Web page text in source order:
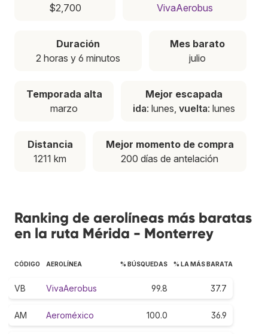
$2,700
VivaAerobus
Duración
2 horas y 6 minutos
Mes barato
julio
Temporada alta
marzo
Mejor escapada
ida: lunes, vuelta: lunes
Distancia
1211 km
Mejor momento de compra
200 días de antelación
Ranking de aerolíneas más baratas
en la ruta Mérida - Monterrey
CÓDIGO AEROLÍNEA % BÚSQUEDAS % LA MÁS BARATA
VB VivaAerobus 99.8 37.7
AM Aeroméxico 100.0 36.9